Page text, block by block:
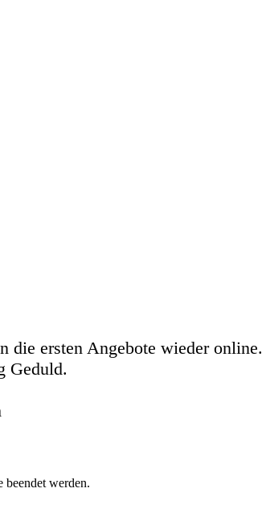
die ersten Angebote wieder online.
Geduld.
werden.